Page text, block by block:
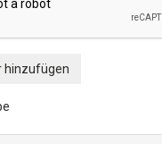
hinzufügen